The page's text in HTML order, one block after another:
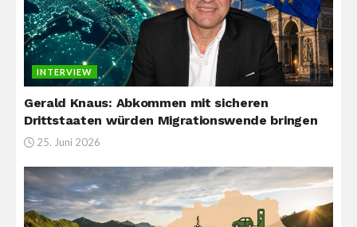
INTERVIEW
Gerald Knaus: Abkommen mit sicheren
Drittstaaten würden Migrationswende bringen
25. Juni 2026